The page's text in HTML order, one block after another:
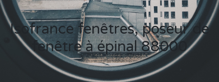
Isofrance fenêtres, poseur de
fenêtre à épinal 88000